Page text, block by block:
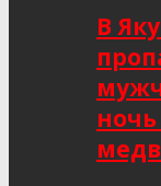
В